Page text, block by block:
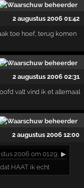
2 augustus 2006 01:42
toe hoef, terug komen
2 augustus 2006 02:31
valt vind ik et allemaal
2 augustus 2006 12:00
2006 om 01:29: ▶
HAAT ik echt